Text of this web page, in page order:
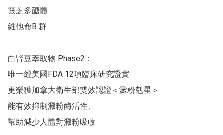
靈芝多醣體
維他命B 群
白腎豆萃取物 Phase2：
唯一經美國FDA 12項臨床研究證實
更榮獲加拿大衛生部雙效認證＜澱粉剋星＞
能有效抑制澱粉酶活性、
幫助減少人體對澱粉吸收